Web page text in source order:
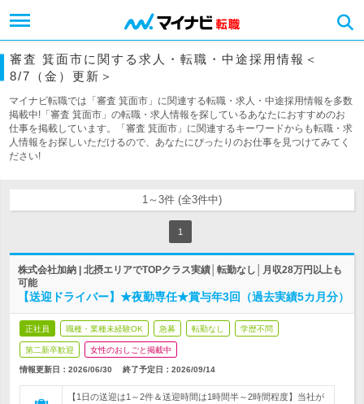
審査 箕面市に関する求人・転職・中途採用情報＜
8/7（金）更新＞
マイナビ転職では「審査 箕面市」に関連する転職・求人・中途採用情報を多数
掲載中!「審査 箕面市」の転職・求人情報を探しているあなたにおすすめのお
仕事を掲載しています。「審査 箕面市」に関連するキーワードからも転職・求
人情報をお探しいただけるので、あなたにぴったりのお仕事を見つけてみてく
ださい!
1～3件 (全3件中)
1
株式会社加納 | 北摂エリアでTOPクラス実績│転勤なし│月収28万円以上も
可能
【送迎ドライバー】★夜勤専任★賞与年3回（過去実績5カ月分）
正社員 職種・業種未経験OK 急募 転勤なし 学歴不問
第二新卒歓迎 女性のおしごと掲載中
情報更新日：2026/06/30 終了予定日： 2026/09/14
【1日の送迎は1～2件＆送迎時間は1時間半～2時間程度】当社が